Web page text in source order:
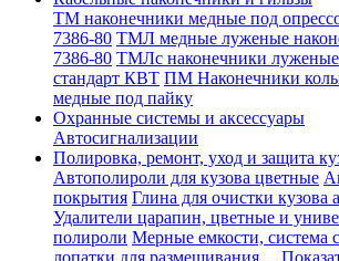
ТМ наконечники медные под
7386-80 ТМЛ медные луженые
7386-80 ТМЛс наконечники луженые
стандарт КВТ ПМ Наконечники
медные под пайку
Охранные системы и аксессуары
Автосигнализации
Полировка, ремонт, уход и защита
Автополироли для кузова цветные
покрытия Глина для очистки кузова
Удалители царапин, цветные и
полироли Мерные емкости, система
лопатки для размешивания ...